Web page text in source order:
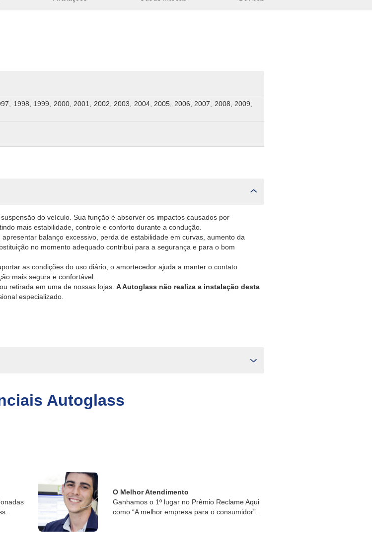
1998, 1999, 2000, 2001, 2002, 2003, 2004, 2005, 2006, 2007, 2008, 2009,
do veículo. Sua função é absorver os impactos causados por
mais estabilidade, controle e conforto durante a condução.
balanço excessivo, perda de estabilidade em curvas, aumento da
no momento adequado contribui para a segurança e para o bom
as condições do uso diário, o amortecedor ajuda a manter o contato
mais segura e confortável.
retirada em uma de nossas lojas. A Autoglass não realiza a instalação desta
especializado.
Autoglass
O Melhor Atendimento
Ganhamos o 1º lugar no Prêmio Reclame Aqui
como “A melhor empresa para o consumidor”.